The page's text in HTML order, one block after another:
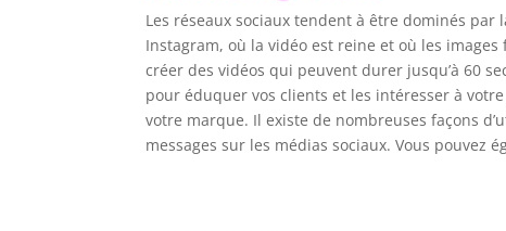
Les réseaux sociaux tendent à être dominés par
Instagram, où la vidéo est reine et où les
créer des vidéos qui peuvent durer jusqu’à 60
pour éduquer vos clients et les intéresser à
votre marque. Il existe de nombreuses façons
messages sur les médias sociaux. Vous pouvez